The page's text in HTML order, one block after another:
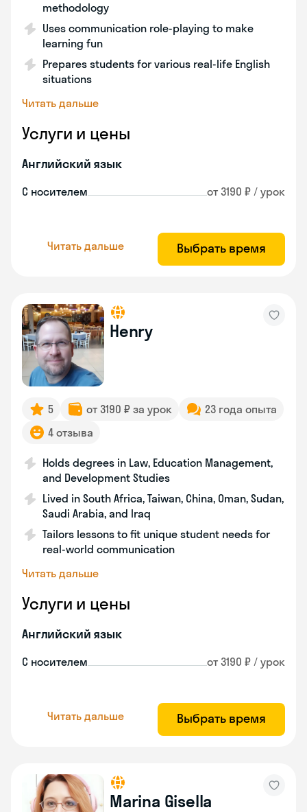
methodology
Uses communication role-playing to make
learning fun
Prepares students for various real-life English
situations
Читать дальше
Услуги и цены
Английский язык
С носителем от 3190 ₽ / урок
Читать дальше Выбрать время
Henry
5 от 3190 ₽ за урок
23 года опыта
4 отзыва
Holds degrees in Law, Education Management,
and Development Studies
Lived in South Africa, Taiwan, China, Oman, Sudan,
Saudi Arabia, and Iraq
Tailors lessons to fit unique student needs for
real-world communication
Читать дальше
Услуги и цены
Английский язык
С носителем от 3190 ₽ / урок
Читать дальше Выбрать время
Marina Gisella